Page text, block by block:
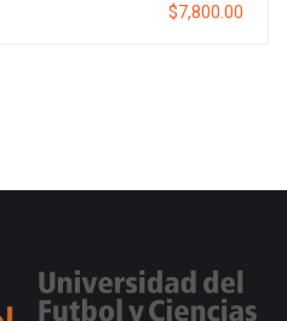
$7,800.00